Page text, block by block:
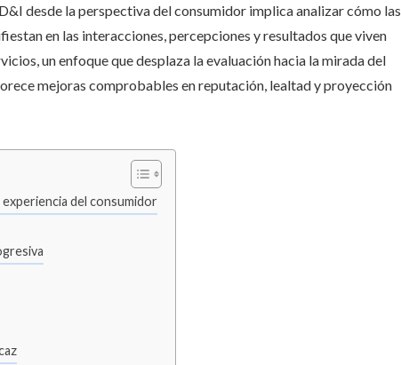
desde la perspectiva del consumidor implica analizar cómo las
en las interacciones, percepciones y resultados que viven
un enfoque que desplaza la evaluación hacia la mirada del
mejoras comprobables en reputación, lealtad y proyección
del consumidor